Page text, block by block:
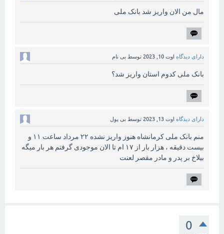
مال من الان واریز شد بانک ملی
دارای دیدگاه اوت 10, 2023 توسط بی نام
بانک ملی کدوم استان واریز شد؟
دارای دیدگاه اوت 13, 2023 توسط بی پول
منم بانک ملی کرمانشاه هنوز واریز نشده ۲۲ مرداد ساعت ۱۱ و
بیست دقیقه ، هزار بار از ۱۷ ام تا الان موجودی گرفتم هر بار میگه
بیلاخ بر پدر و مادر مقصر لعنت
0